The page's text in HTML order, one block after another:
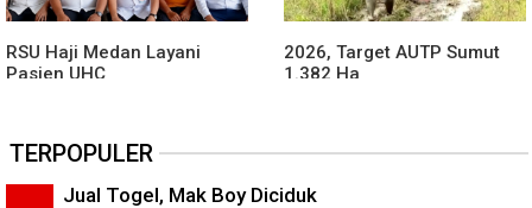
RSU Haji Medan Layani
Pasien UHC
2026, Target AUTP Sumut
1.382 Ha
TERPOPULER
Jual Togel, Mak Boy Diciduk